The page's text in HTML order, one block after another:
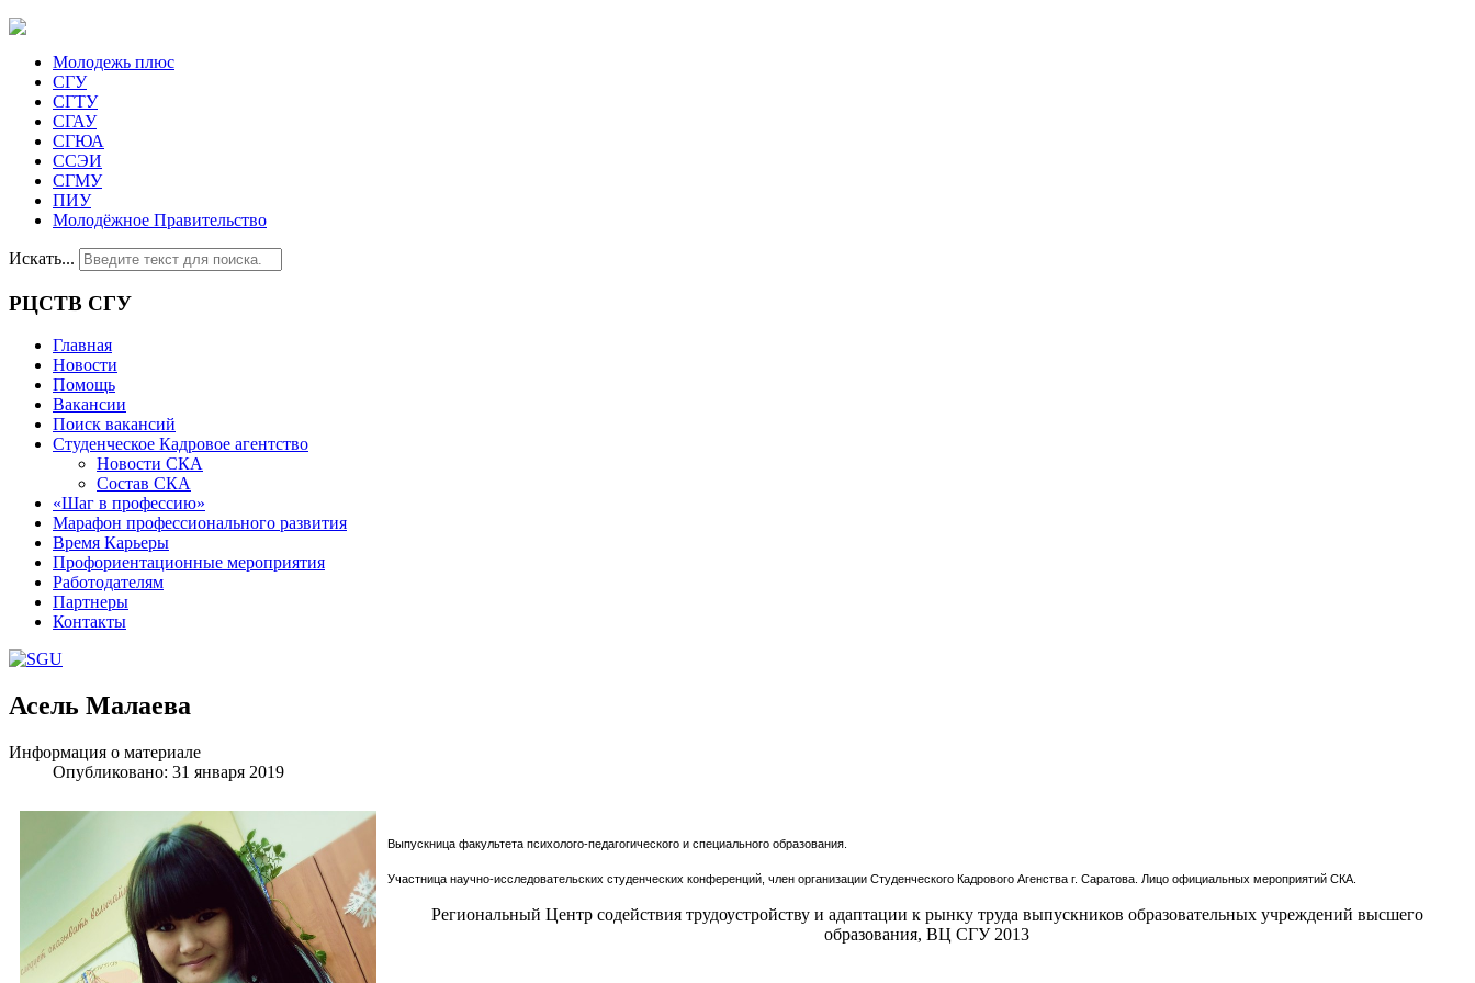
Молодежь плюс
СГУ
СГТУ
СГАУ
СГЮА
ССЭИ
СГМУ
ПИУ
Молодёжное Правительство
Искать...
РЦСТВ СГУ
Главная
Новости
Помощь
Вакансии
Поиск вакансий
Студенческое Кадровое агентство
Новости СКА
Состав СКА
«Шаг в профессию»
Марафон профессионального развития
Время Карьеры
Профориентационные мероприятия
Работодателям
Партнеры
Контакты
Шаблоны Joomla 3 здесь:
Асель Малаева
Информация о материале
Опубликовано: 31 января 2019
Выпускница факультета психолого-педагогического и специального образования.
Участница научно-исследовательских студенческих конференций, член организации Студенческого Кадрового Агенства г. Саратова. Лицо официальных мероприятий СКА.
Региональный Центр содействия трудоустройству и адаптации к рынку труда выпускников образовательных учреждений высшего
образования, ВЦ СГУ 2013